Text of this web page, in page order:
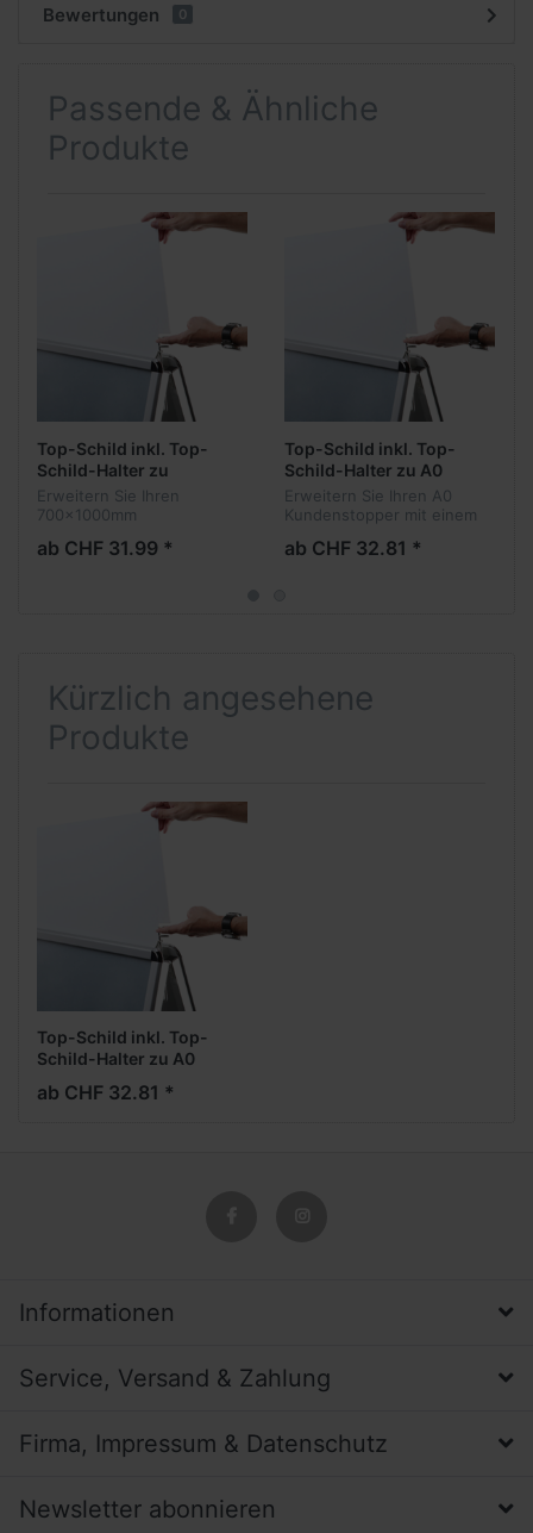
Bewertungen 0
Passende & Ähnliche
Produkte
Top-Schild inkl. Top-
Schild-Halter zu
700x1000mm
Kundenstopper
Erweitern Sie Ihren
700x1000mm
Auffallenden Top-Schild.
ab CHF 31.99 *
Top-Schild inkl. Top-
Schild-Halter zu A0
Kundenstopper
Erweitern Sie Ihren A0
Kundenstopper mit einem
ab CHF 32.81 *
Kürzlich angesehene
Produkte
Top-Schild inkl. Top-
Schild-Halter zu A0
Kundenstopper
ab CHF 32.81 *
Informationen
Service, Versand & Zahlung
Firma, Impressum & Datenschutz
Newsletter abonnieren